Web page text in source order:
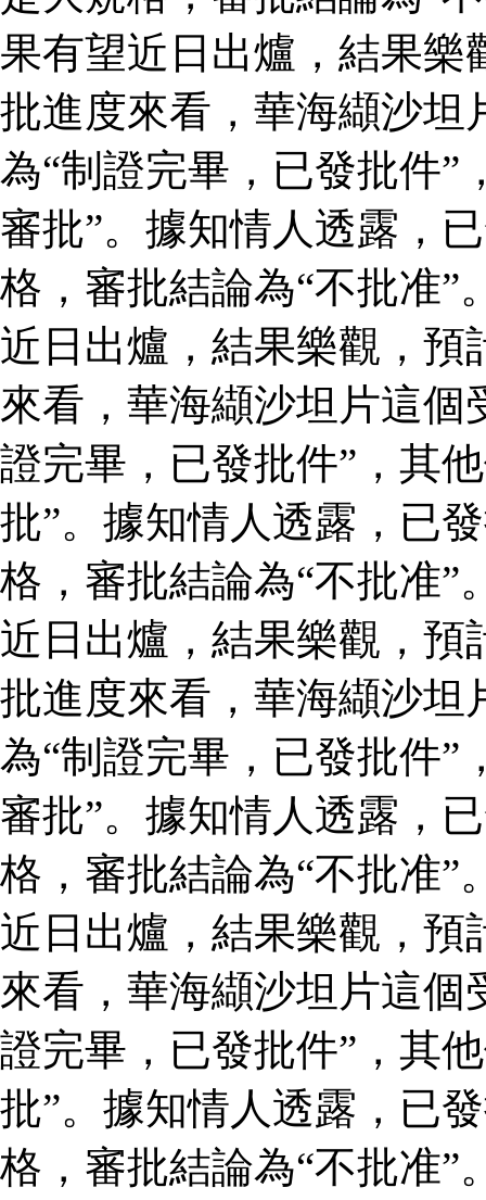
果有望近日出爐，結果樂
批進度來看，華海纈沙坦
為“制證完畢，已發批件”
審批”。據知情人透露，
格，審批結論為“不批准”
近日出爐，結果樂觀，預
來看，華海纈沙坦片這個
證完畢，已發批件”，其
批”。據知情人透露，已
格，審批結論為“不批准”
近日出爐，結果樂觀，
批進度來看，華海纈沙坦
為“制證完畢，已發批件”
審批”。據知情人透露，
格，審批結論為“不批准”
近日出爐，結果樂觀，預
來看，華海纈沙坦片這個
證完畢，已發批件”，其
批”。據知情人透露，已
格，審批結論為“不批准”